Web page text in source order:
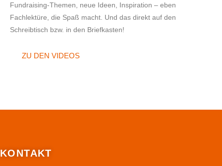
Fundraising-Themen, neue Ideen, Inspiration – eben
Fachlektüre, die Spaß macht. Und das direkt auf den
Schreibtisch bzw. in den Briefkasten!
ZU DEN VIDEOS
KONTAKT